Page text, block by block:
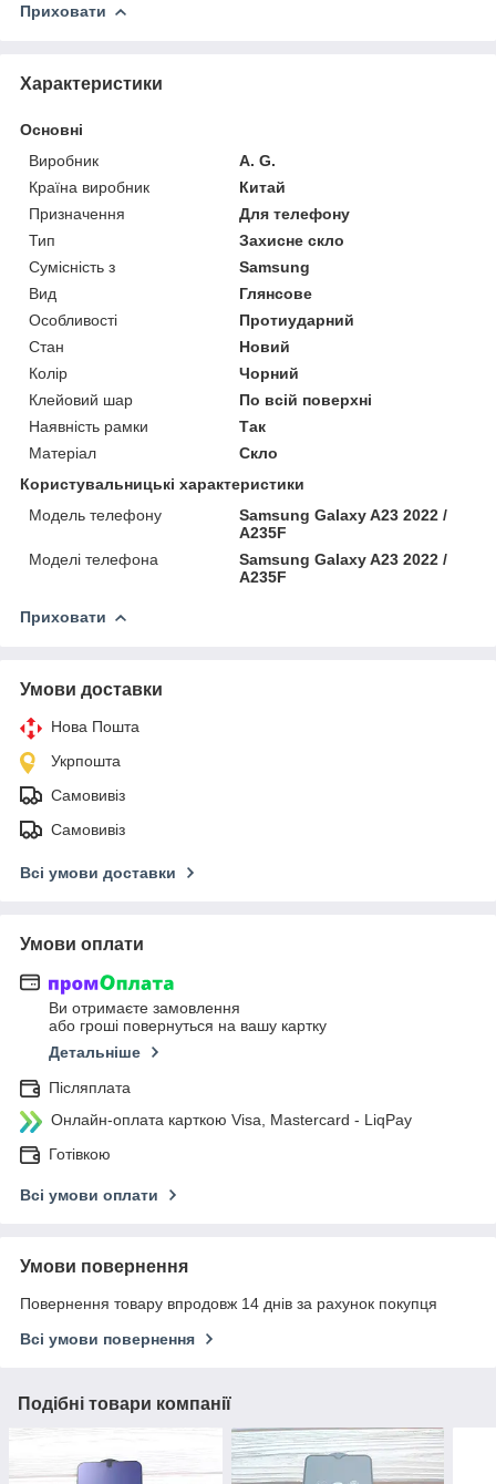
Приховати
Характеристики
Основні
Виробник
A. G.
Країна виробник
Китай
Призначення
Для телефону
Тип
Захисне скло
Сумісність з
Samsung
Вид
Глянсове
Особливості
Протиударний
Стан
Новий
Колір
Чорний
Клейовий шар
По всій поверхні
Наявність рамки
Так
Матеріал
Скло
Користувальницькі характеристики
Модель телефону
Samsung Galaxy A23 2022 /
A235F
Моделі телефона
Samsung Galaxy A23 2022 /
A235F
Приховати
Умови доставки
Нова Пошта
Укрпошта
Самовивіз
Самовивіз
Всі умови доставки
Умови оплати
Ви отримаєте замовлення
або гроші повернуться на вашу картку
Детальніше
Післяплата
Онлайн-оплата карткою Visa, Mastercard - LiqPay
Готівкою
Всі умови оплати
Умови повернення
Повернення товару впродовж 14 днів за рахунок покупця
Всі умови повернення
Подібні товари компанії